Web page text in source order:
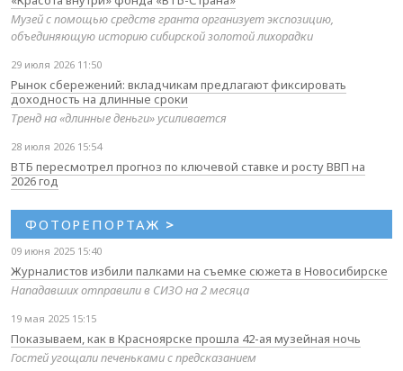
Музей с помощью средств гранта организует экспозицию,
объединяющую историю сибирской золотой лихорадки
29 июля 2026 11:50
Рынок сбережений: вкладчикам предлагают фиксировать
доходность на длинные сроки
Тренд на «длинные деньги» усиливается
28 июля 2026 15:54
ВТБ пересмотрел прогноз по ключевой ставке и росту ВВП на
2026 год
ФОТОРЕПОРТАЖ >
09 июня 2025 15:40
Журналистов избили палками на съемке сюжета в Новосибирске
Нападавших отправили в СИЗО на 2 месяца
19 мая 2025 15:15
Показываем, как в Красноярске прошла 42-ая музейная ночь
Гостей угощали печеньками с предсказанием